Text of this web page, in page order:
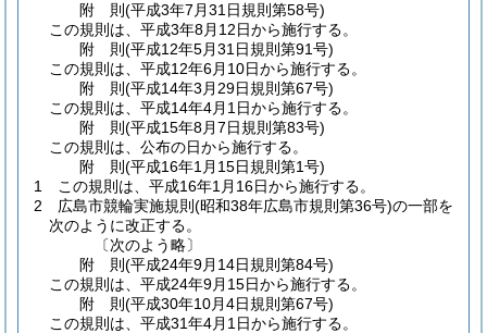
附 則(平成3年7月31日規則第58号)
この規則は、平成3年8月12日から施行する。
附 則(平成12年5月31日規則第91号)
この規則は、平成12年6月10日から施行する。
附 則(平成14年3月29日規則第67号)
この規則は、平成14年4月1日から施行する。
附 則(平成15年8月7日規則第83号)
この規則は、公布の日から施行する。
附 則(平成16年1月15日規則第1号)
1
この規則は、平成16年1月16日から施行する。
2
広島市競輪実施規則 (昭和38年広島市規則第36号)の一部を
次のように改正する。
〔次のよう略〕
附 則(平成24年9月14日規則第84号)
この規則は、平成24年9月15日から施行する。
附 則(平成30年10月4日規則第67号)
この規則は、平成31年4月1日から施行する。